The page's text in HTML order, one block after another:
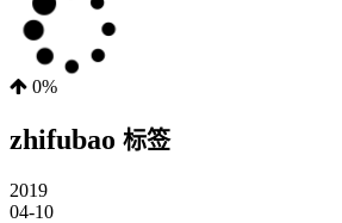
0%
zhifubao 标签
2019
04-10